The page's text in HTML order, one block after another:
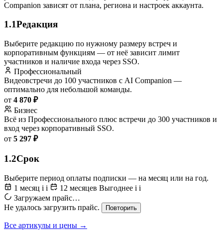
Companion зависят от плана, региона и настроек аккаунта.
1.1Редакция
Выберите редакцию по нужному размеру встреч и
корпоративным функциям — от неё зависит лимит
участников и наличие входа через SSO.
Профессиональный
Видеовстречи до 100 участников с AI Companion —
оптимально для небольшой команды.
от 4 870 ₽
Бизнес
Всё из Профессионального плюс встречи до 300 участников и
вход через корпоративный SSO.
от 5 297 ₽
1.2Срок
Выберите период оплаты подписки — на месяц или на год.
1 месяц i i 12 месяцев Выгоднее i i
Загружаем прайс…
Не удалось загрузить прайс.
Повторить
Все артикулы и цены →